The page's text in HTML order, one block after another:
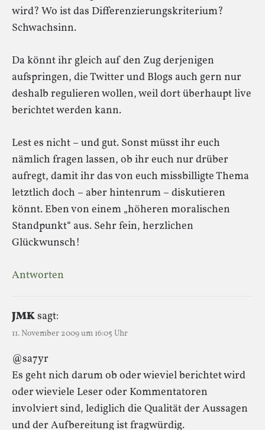
wird? Wo ist das Differenzierungskriterium?
Schwachsinn.
Da könnt ihr gleich auf den Zug derjenigen
aufspringen, die Twitter und Blogs auch gern nur
deshalb regulieren wollen, weil dort überhaupt live
berichtet werden kann.
Lest es nicht – und gut. Sonst müsst ihr euch
nämlich fragen lassen, ob ihr euch nur drüber
aufregt, damit ihr das von euch missbilligte Thema
letztlich doch – aber hintenrum – diskutieren
könnt. Eben von einem „höheren moralischen
Standpunkt“ aus. Sehr fein, herzlichen
Glückwunsch!
Antworten
JMKsagt:
11. November 2009 um 16:05 Uhr
@sa7yr
Es geht nich darum ob oder wieviel berichtet wird
oder wieviele Leser oder Kommentatoren
involviert sind, lediglich die Qualität der Aussagen
und der Aufbereitung ist fragwürdig.